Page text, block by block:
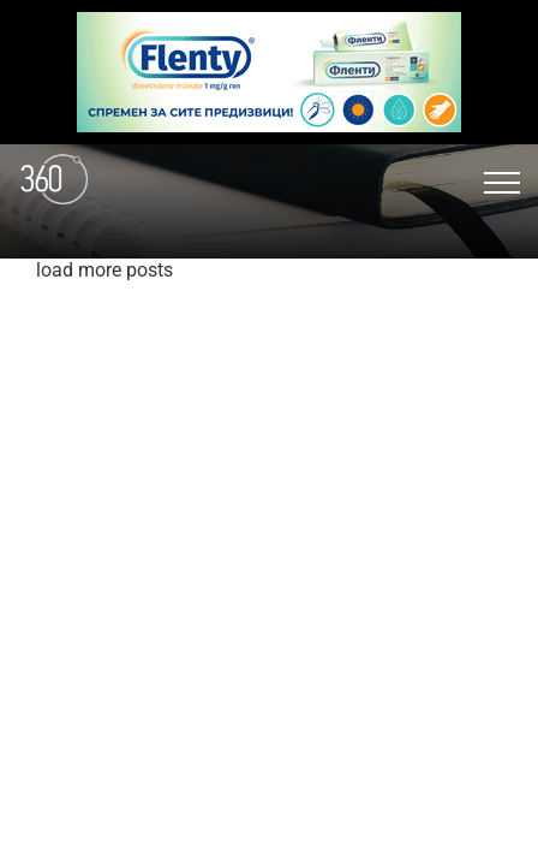
load more posts